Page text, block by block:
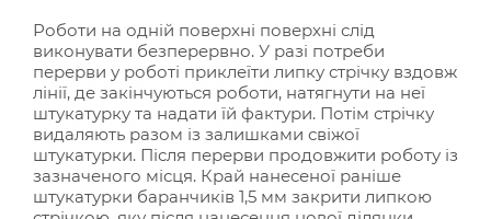
Роботи на одній поверхні поверхні слід
виконувати безперервно. У разі потреби
перерви у роботі приклеїти липку стрічку вздовж
лінії, де закінчуються роботи, натягнути на неї
штукатурку та надати їй фактури. Потім стрічку
видаляють разом із залишками свіжої
штукатурки. Після перерви продовжити роботу із
зазначеного місця. Край нанесеної раніше
штукатурки баранчиків 1,5 мм закрити липкою